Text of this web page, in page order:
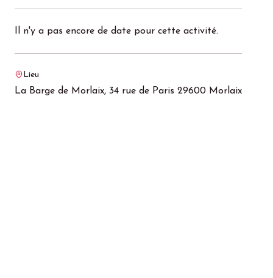
Il n'y a pas encore de date pour cette activité.
Lieu
La Barge de Morlaix, 34 rue de Paris 29600 Morlaix